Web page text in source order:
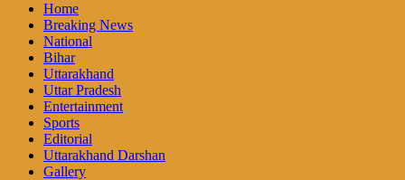
Home
Breaking News
National
Bihar
Uttarakhand
Uttar Pradesh
Entertainment
Sports
Editorial
Uttarakhand Darshan
Gallery